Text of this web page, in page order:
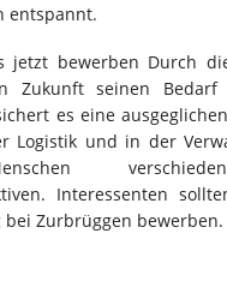
entspannt.
jetzt bewerben Durch
Zukunft seinen
es eine
Logistik und in der
Interessenten
Zurbrüggen bewerben.